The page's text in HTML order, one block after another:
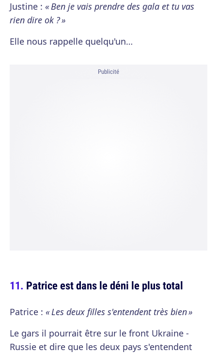
Justine : « Ben je vais prendre des gala et tu vas
rien dire ok ? »
Elle nous rappelle quelqu'un…
Publicité
Patrice est dans le déni le plus total
Patrice : « Les deux filles s'entendent très bien »
Le gars il pourrait être sur le front Ukraine -
Russie et dire que les deux pays s'entendent